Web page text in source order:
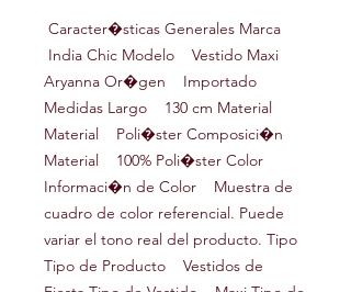
Caracter�sticas Generales Marca
India Chic Modelo Vestido Maxi
Aryanna Or�gen Importado
Medidas Largo 130 cm Material
Material Poli�ster Composici�n
Material 100% Poli�ster Color
Informaci�n de Color Muestra de
cuadro de color referencial. Puede
variar el tono real del producto. Tipo
Tipo de Producto Vestidos de